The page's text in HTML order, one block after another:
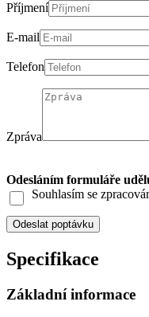
Příjmení
E-mail
Telefon
Zpráva
Odesláním formuláře
Souhlasím se
Specifikace
Základní informace